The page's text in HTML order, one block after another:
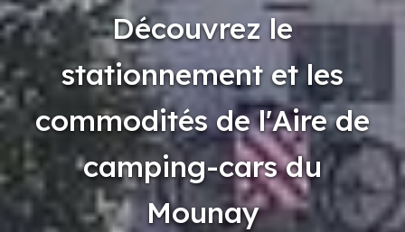
Découvrez le
stationnement et les
commodités de l'Aire de
camping-cars du
Mounay